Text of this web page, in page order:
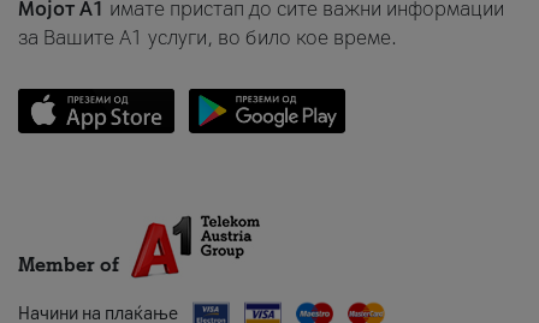
Мојот A1 имате пристап до сите важни информации
за Вашите A1 услуги, во било кое време.
Member of
Начини на плаќање